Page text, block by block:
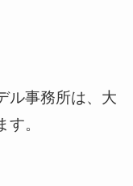
ル事務所は、大
。